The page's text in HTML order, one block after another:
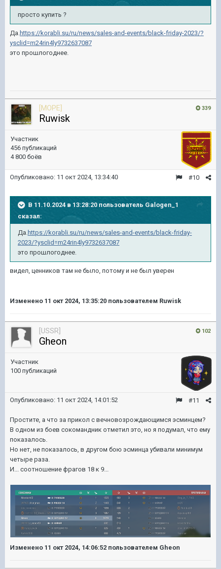
просто купить ?
Да.https://korabli.su/ru/news/sales-and-events/black-friday-2023/?
ysclid=m24rin4ly9732637087
это прошлогоднее.
339
[MOPE]
Ruwisk
Участник
456 публикаций
4 800 боёв
#10
Опубликовано: 11 окт 2024, 13:34:40
В 11.10.2024 в 13:28:20 пользователь Galogen_1
сказал:
Да.https://korabli.su/ru/news/sales-and-events/black-friday-
2023/?ysclid=m24rin4ly9732637087
это прошлогоднее.
видел, ценников там не было, потому и не был уверен
Изменено 11 окт 2024, 13:35:20 пользователем Ruwisk
102
[USSR]
Gheon
Участник
100 публикаций
#11
Опубликовано: 11 окт 2024, 14:01:52
Простите, а что за прикол с вечновозрождающимся эсминцем?
В одном из боев сокомандник отметил это, но я подумал, что ему
показалось.
Но нет, не показалось, в другом бою эсминца убивали минимум
четыре раза.
И... соотношение фрагов 18 к 9...
Изменено 11 окт 2024, 14:06:52 пользователем Gheon